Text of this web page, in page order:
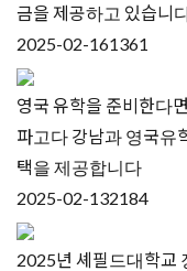
금을 제공하고 있습니
2025-02-161361
영국 유학을 준비한다
파고다 강남과 영국유
택을 제공합니다
2025-02-132184
2025년 셰필드대학교